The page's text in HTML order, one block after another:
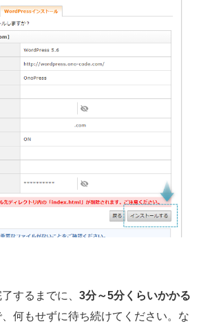
するまでに、 3分～5分くらいかかる
何もせずに待ち続けてください。な